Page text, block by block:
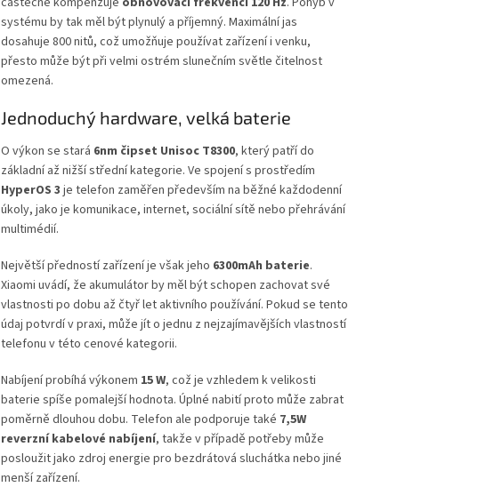
systému by tak měl být plynulý a příjemný. Maximální jas
dosahuje 800 nitů, což umožňuje používat zařízení i venku,
přesto může být při velmi ostrém slunečním světle čitelnost
omezená.
Jednoduchý hardware, velká baterie
O výkon se stará 6nm čipset Unisoc T8300, který patří do
základní až nižší střední kategorie. Ve spojení s prostředím
HyperOS 3 je telefon zaměřen především na běžné každodenní
úkoly, jako je komunikace, internet, sociální sítě nebo přehrávání
multimédií.
Největší předností zařízení je však jeho 6300mAh baterie.
Xiaomi uvádí, že akumulátor by měl být schopen zachovat své
vlastnosti po dobu až čtyř let aktivního používání. Pokud se tento
údaj potvrdí v praxi, může jít o jednu z nejzajímavějších vlastností
telefonu v této cenové kategorii.
Nabíjení probíhá výkonem 15 W, což je vzhledem k velikosti
baterie spíše pomalejší hodnota. Úplné nabití proto může zabrat
poměrně dlouhou dobu. Telefon ale podporuje také 7,5W
reverzní kabelové nabíjení, takže v případě potřeby může
posloužit jako zdroj energie pro bezdrátová sluchátka nebo jiné
menší zařízení.